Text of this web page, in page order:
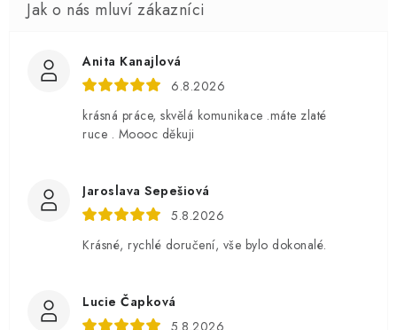
Anita Kanajlová
6.8.2026
krásná práce, skvělá komunikace .máte zlaté
ruce . Moooc děkuji
Jaroslava Sepešiová
5.8.2026
Krásné, rychlé doručení, vše bylo dokonalé.
Lucie Čapková
5.8.2026